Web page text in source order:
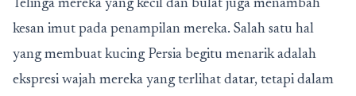
Telinga mereka yang kecil dan bulat juga menambah
kesan imut pada penampilan mereka. Salah satu hal
yang membuat kucing Persia begitu menarik adalah
ekspresi wajah mereka yang terlihat datar, tetapi dalam